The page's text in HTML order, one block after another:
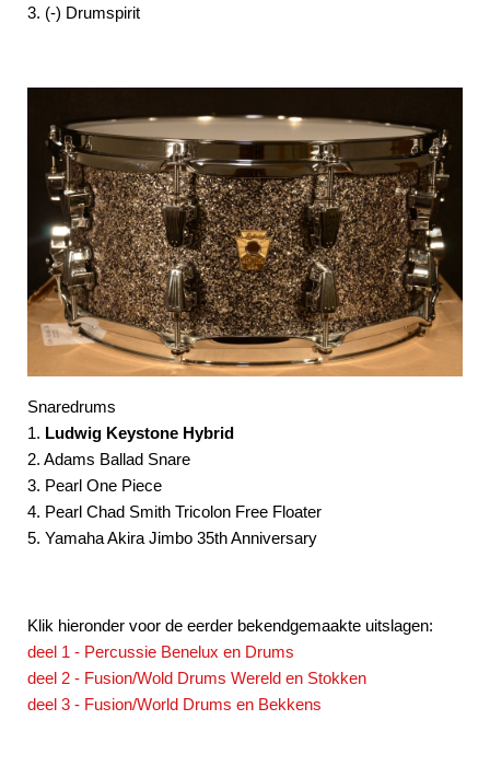
3. (-) Drumspirit
Snaredrums
1. Ludwig Keystone Hybrid
2. Adams Ballad Snare
3. Pearl One Piece
4. Pearl Chad Smith Tricolon Free Floater
5. Yamaha Akira Jimbo 35th Anniversary
Klik hieronder voor de eerder bekendgemaakte uitslagen:
deel 1 - Percussie Benelux en Drums
deel 2 - Fusion/Wold Drums Wereld en Stokken
deel 3 - Fusion/World Drums en Bekkens